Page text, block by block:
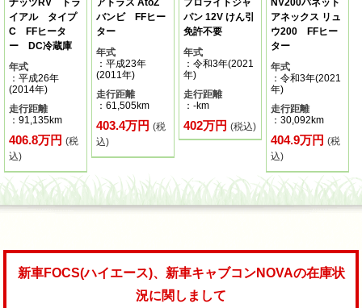
イアル タイプ
C FFヒータ
ー DC冷蔵庫
年式
：平成26年
(2014年)
走行距離
：91,135km
406.8万円 (税
込)
バンビ FFヒー
ター
年式
：平成23年
(2011年)
走行距離
：61,505km
403.4万円(税
込)
パン 12V けん引
免許不要
年式
：令和3年(2021
年)
走行距離
：-km
402万円(税込)
アネックス リュ
ウ200 FFヒー
ター
年式
：令和3年(2021
年)
走行距離
：30,092km
404.9万円(税
込)
新車FOCS(ハイエース)、新車キャブコンNOVAの在庫状
況に関しまして